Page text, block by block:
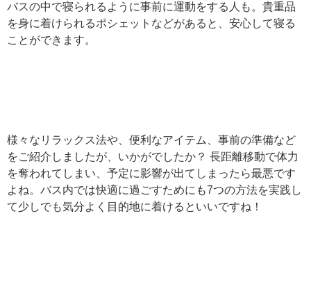
バスの中で寝られるように事前に運動をする人も。貴重品
を身に着けられるポシェットなどがあると、安心して寝る
ことができます。
様々なリラックス法や、便利なアイテム、事前の準備など
をご紹介しましたが、いかがでしたか？ 長距離移動で体力
を奪われてしまい、予定に影響が出てしまったら最悪です
よね。バス内では快適に過ごすためにも7つの方法を実践し
て少しでも気分よく目的地に着けるといいですね！